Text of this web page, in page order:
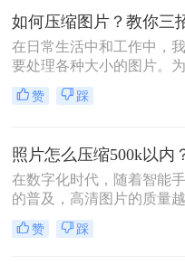
片数量不断增加，图片的大
断膨胀，导致存储空间不
度慢以及加载时间延长等
题。因此，掌握图片怎么
小，既能节省存储空间又能
质量，成为了一项重要的技
缩方法。
在日常生活中和工作中，
要处理各种大小的图片。
储空间、加快文件传输速度
页加载性能，压缩图片成为
赞 踩
在数字化时代，随着智能
的普及，高清图片的质量
但这也导致了单张图片的文
辄数兆字节（MB），给存
赞 踩